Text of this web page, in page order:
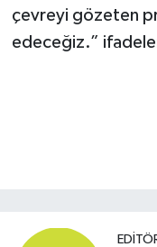
çevreyi gözeten
edeceğiz.”